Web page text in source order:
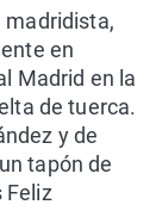
madridista,
en
Madrid en la
de tuerca.
y de
tapón de
Feliz